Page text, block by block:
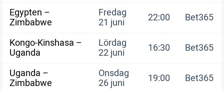
Egypten –
Zimbabwe
Fredag
21 juni 22:00
Bet365
Kongo-Kinshasa –
Uganda
Lördag
22 juni 16:30
Bet365
Uganda –
Zimbabwe
Onsdag
26 juni 19:00
Bet365